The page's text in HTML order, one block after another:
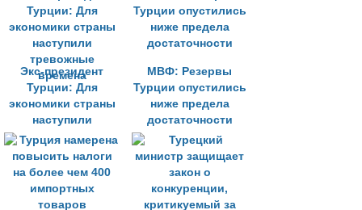
экспорта
ещё на месяц
Экс-президент
Турции: Для
экономики страны
наступили
тревожные
времена
МВФ: Резервы
Турции опустились
ниже предела
достаточности